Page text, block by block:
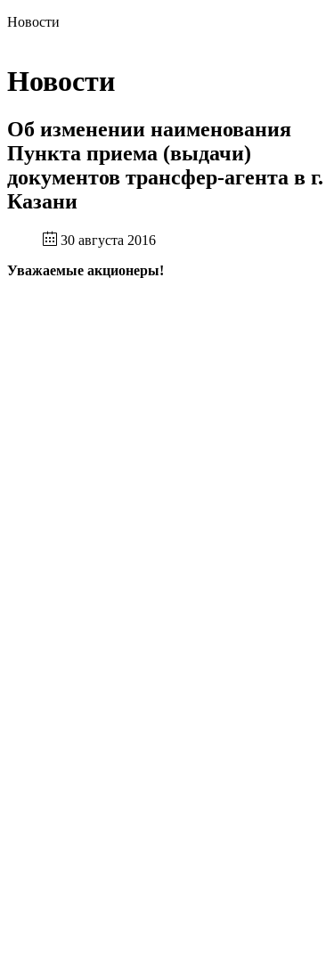
Новости
Новости
Об изменении наименования
Пункта приема (выдачи)
документов трансфер-агента в г.
Казани
30 августа 2016
Уважаемые акционеры!